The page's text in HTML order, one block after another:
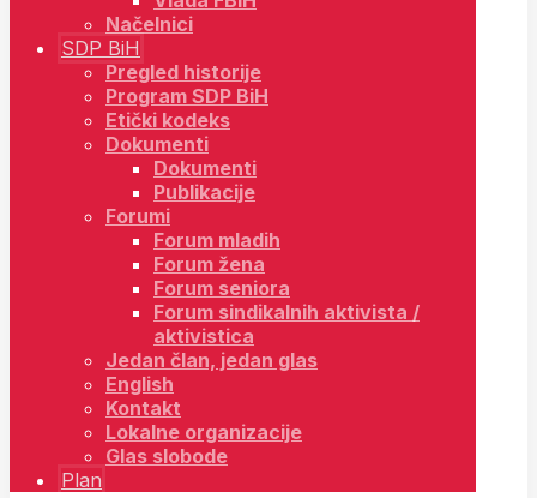
Načelnici
SDP BiH
Pregled historije
Program SDP BiH
Etički kodeks
Dokumenti
Dokumenti
Publikacije
Forumi
Forum mladih
Forum žena
Forum seniora
Forum sindikalnih aktivista /
aktivistica
Jedan član, jedan glas
English
Kontakt
Lokalne organizacije
Glas slobode
Plan